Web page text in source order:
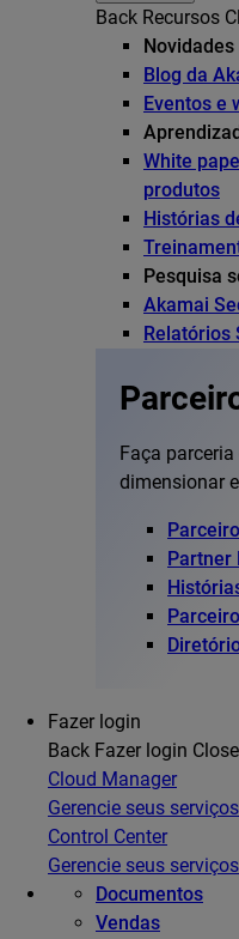
Back Recursos
Novidades
Blog da
Eventos e
White
produtos
Histórias
Pesquisa
Akamai
Relatórios
Faça
dimensionar
Partner
Fazer login
Back Fazer login Close
Cloud Manager
Gerencie seus
Control Center
Gerencie seus
Documentos
Vendas